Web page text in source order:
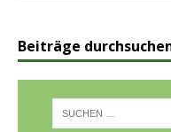
Beiträge